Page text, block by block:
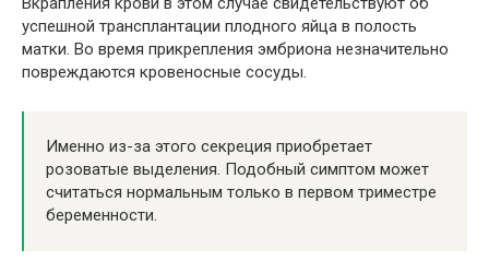
успешной трансплантации плодного яйца в полость
матки. Во время прикрепления эмбриона незначительно
повреждаются кровеносные сосуды.
Именно из-за этого секреция приобретает
розоватые выделения. Подобный симптом может
считаться нормальным только в первом триместре
беременности.